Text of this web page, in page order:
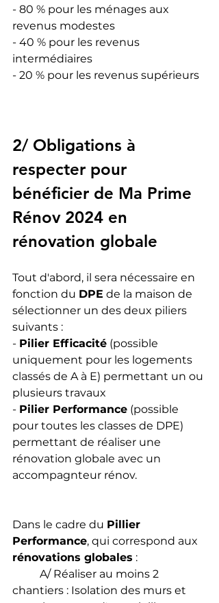
- 80 % pour les ménages aux
revenus modestes
- 40 % pour les revenus
intermédiaires
- 20 % pour les revenus supérieurs
2/ Obligations à
respecter pour
bénéficier de Ma Prime
Rénov 2024 en
rénovation globale
Tout d'abord, il sera nécessaire en
fonction du DPE de la maison de
sélectionner un des deux piliers
suivants :
- Pilier Efficacité (possible
uniquement pour les logements
classés de A à E) permettant un ou
plusieurs travaux
- Pilier Performance (possible
pour toutes les classes de DPE)
permettant de réaliser une
rénovation globale avec un
accompagnteur rénov.
Dans le cadre du Pillier
Performance, qui correspond aux
rénovations globales :
chantiers : Isolation des murs et